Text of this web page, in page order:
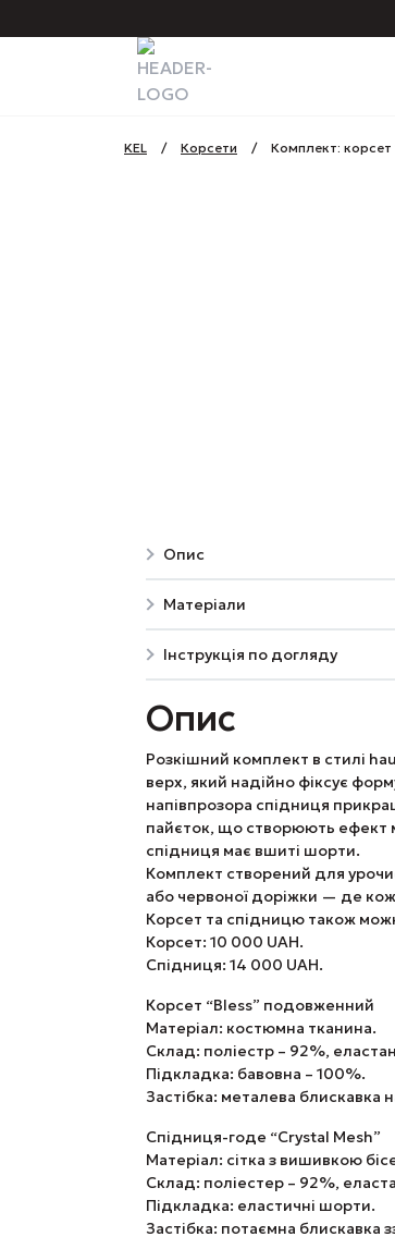
KEL / Корсети / Комплект: корсет
Опис
Матеріали
Інструкція по догляду
Опис
Розкішний комплект в стилі
верх, який надійно фіксує
напівпрозора спідниця
пайєток, що створюють ефект
спідниця має вшиті шорти.
Комплект створений для
або червоної доріжки — де
Корсет та спідницю також
Корсет: 10 000 UAH.
Спідниця: 14 000 UAH.
Корсет “Bless” подовженний
Матеріал: костюмна тканина.
Склад: поліестр – 92%,
Підкладка: бавовна – 100%.
Застібка: металева блискавка
Спідниця-годе “Crystal Mesh”
Матеріал: сітка з вишивкою
Склад: поліестер – 92%,
Підкладка: еластичні шорти.
Застібка: потаємна блискавка